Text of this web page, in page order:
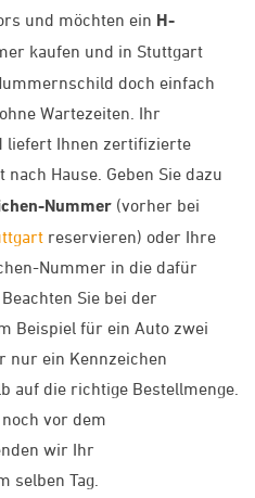
und möchten ein H-
kaufen und in Stuttgart
doch einfach
Wartezeiten. Ihr
liefert Ihnen zertifizierte
nach Hause. Geben Sie dazu
Nummer (vorher bei
reservieren) oder Ihre
Nummer in die dafür
Sie bei der
Beispiel für ein Auto zwei
nur ein Kennzeichen
auf die richtige Bestellmenge.
vor dem
wir Ihr
selben Tag.